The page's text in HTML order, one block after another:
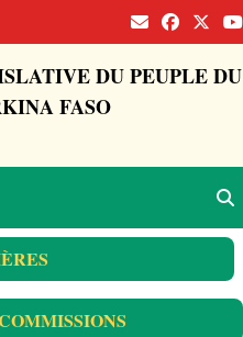
DU PEUPLE DU
FASO